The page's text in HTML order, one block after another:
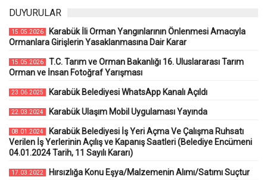
DUYURULAR
15.05.2026
Karabük İli Orman Yangınlarının Önlenmesi Amacıyla
Ormanlara Girişlerin Yasaklanmasına Dair Karar
15.05.2026
T.C. Tarım ve Orman Bakanlığı 16. Uluslararası Tarım
Orman ve İnsan Fotoğraf Yarışması
23.06.2025 Karabük Belediyesi WhatsApp Kanalı Açıldı
22.03.2024 Karabük Ulaşım Mobil Uygulaması Yayında
08.01.2024
Karabük Belediyesi İş Yeri Açma Ve Çalışma Ruhsatı
Verilen İş Yerlerinin Açılış ve Kapanış Saatleri (Belediye Encümeni
04.01.2024 Tarih, 11 Sayılı Kararı)
17.03.2022 Hırsızlığa Konu Eşya/Malzemenin Alımı/Satımı Suçtur